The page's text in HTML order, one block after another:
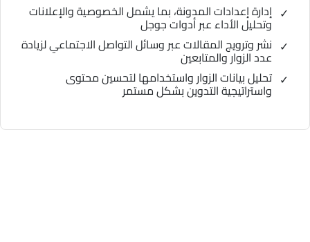
إدارة إعدادات المدونة، بما يشمل الخصوصية والإعلانات
وتحليل الأداء عبر أدوات جوجل
نشر وترويج المقالات عبر وسائل التواصل الاجتماعي لزيادة
عدد الزوار والمتابعين
تحليل بيانات الزوار واستخدامها لتحسين محتوى
واستراتيجية التدوين بشكل مستمر